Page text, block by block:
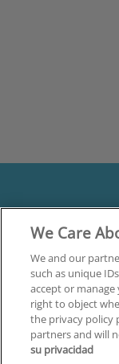
We Care
We and our
such as unique
accept or
right to object
the privacy policy
partners and will
su privacidad